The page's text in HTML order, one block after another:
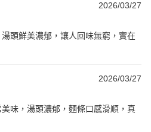
2026/03/27
頭鮮美濃郁，讓人回味無窮，實在
2026/03/27
味，湯頭濃郁，麵條口感滑順，真